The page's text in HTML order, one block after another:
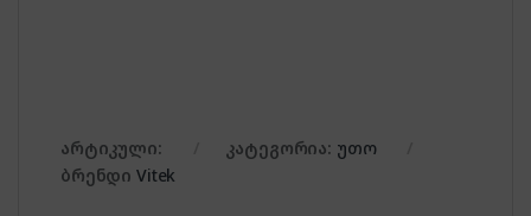
არტიკული: კატეგორია: უთო
ბრენდიVitek